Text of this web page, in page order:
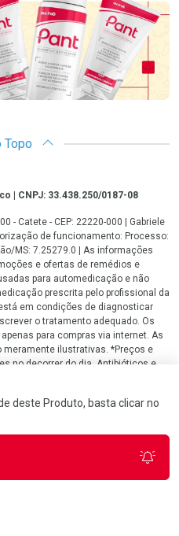
deste Produto, basta clicar no
Topo
| CNPJ: 33.438.250/0187-08
- Catete - CEP: 22220-000 | Gabriele
de funcionamento: Processo:
MS: 7.25279.0 | As informações
e ofertas de remédios e
para automedicação e não
prescrita pelo profissional da
em condições de diagnosticar
o tratamento adequado. Os
para compras via internet. As
ilustrativas. *Preços e
no decorrer do dia. Antibióticos e
físicas ou televendas. Portaria nº
Horário de funcionamento Central
4020 4404 ou 0800 282 10 10 de